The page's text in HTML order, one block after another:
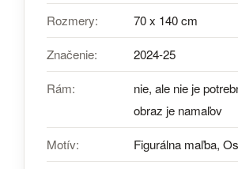
Rozmery: 70 x 140 cm
Značenie: 2024-25
Rám:
nie, ale nie je
obraz je namaľov
Motív: Figurálna maľba,